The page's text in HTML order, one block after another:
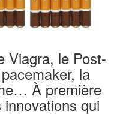
Viagra, le Post-
la
À première
qui